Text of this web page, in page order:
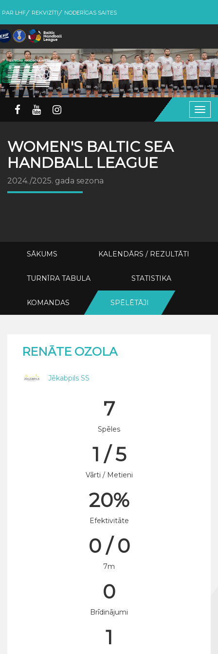
PAR LHF REKVIZĪTI NODERĪGAS SAITES
WOMEN'S BALTIC SEA
HANDBALL LEAGUE
2024./2025. gada sezona
SĀKUMS KALENDĀRS / REZULTĀTI
TURNĪRA TABULA STATISTIKA
KOMANDAS SPĒLĒTĀJI
RENĀTE OZOLA
Jēkabpils SS
7
Spēles
1 / 5
Vārti / Metieni
20%
Efektivitāte
0 / 0
7m
0
Brīdinājumi
1